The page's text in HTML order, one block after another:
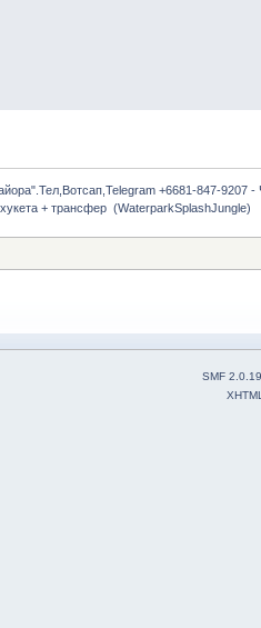
+6681-847-9207 -
+ трансфер  (WaterparkSplashJungle)
SMF 2.0.19